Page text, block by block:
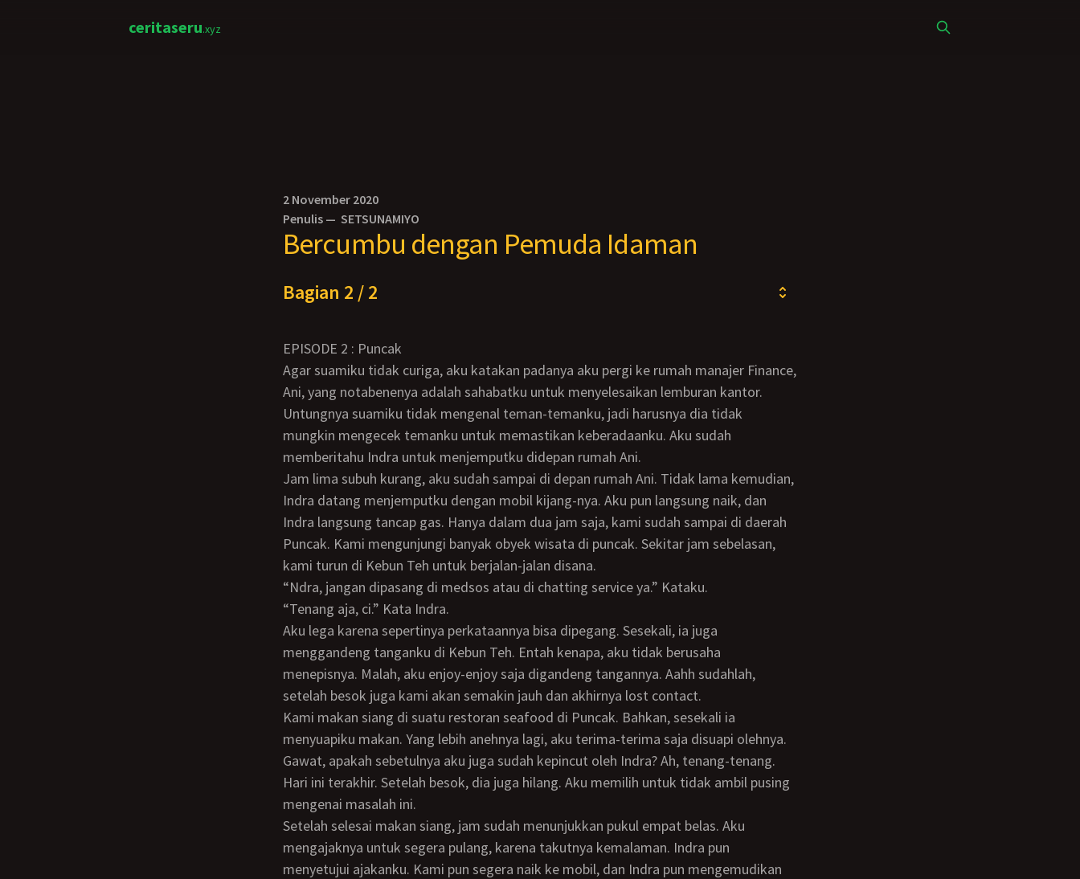
ceritaseru.xyz
2 November 2020
Penulis — SETSUNAMIYO
Bercumbu dengan Pemuda Idaman
Bagian 2 / 2
EPISODE 2 : Puncak
Agar suamiku tidak curiga, aku katakan padanya aku pergi ke rumah manajer Finance,
Ani, yang notabenenya adalah sahabatku untuk menyelesaikan lemburan kantor.
Untungnya suamiku tidak mengenal teman-temanku, jadi harusnya dia tidak
mungkin mengecek temanku untuk memastikan keberadaanku. Aku sudah
memberitahu Indra untuk menjemputku didepan rumah Ani.
Jam lima subuh kurang, aku sudah sampai di depan rumah Ani. Tidak lama kemudian,
Indra datang menjemputku dengan mobil kijang-nya. Aku pun langsung naik, dan
Indra langsung tancap gas. Hanya dalam dua jam saja, kami sudah sampai di daerah
Puncak. Kami mengunjungi banyak obyek wisata di puncak. Sekitar jam sebelasan,
kami turun di Kebun Teh untuk berjalan-jalan disana.
“Ndra, jangan dipasang di medsos atau di chatting service ya.” Kataku.
“Tenang aja, ci.” Kata Indra.
Aku lega karena sepertinya perkataannya bisa dipegang. Sesekali, ia juga
menggandeng tanganku di Kebun Teh. Entah kenapa, aku tidak berusaha
menepisnya. Malah, aku enjoy-enjoy saja digandeng tangannya. Aahh sudahlah,
setelah besok juga kami akan semakin jauh dan akhirnya lost contact.
Kami makan siang di suatu restoran seafood di Puncak. Bahkan, sesekali ia
menyuapiku makan. Yang lebih anehnya lagi, aku terima-terima saja disuapi olehnya.
Gawat, apakah sebetulnya aku juga sudah kepincut oleh Indra? Ah, tenang-tenang.
Hari ini terakhir. Setelah besok, dia juga hilang. Aku memilih untuk tidak ambil pusing
mengenai masalah ini.
Setelah selesai makan siang, jam sudah menunjukkan pukul empat belas. Aku
mengajaknya untuk segera pulang, karena takutnya kemalaman. Indra pun
menyetujui ajakanku. Kami pun segera naik ke mobil, dan Indra pun mengemudikan